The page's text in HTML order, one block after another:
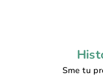
Sme tu